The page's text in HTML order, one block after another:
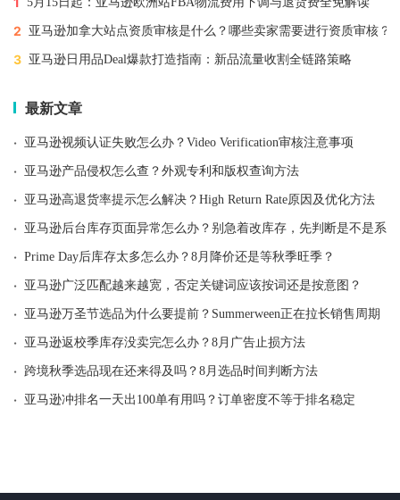
2 亚马逊加拿大站点资质审核是什么？哪些卖家需要进行资质审核？
3 亚马逊日用品Deal爆款打造指南：新品流量收割全链路策略
最新文章
· 亚马逊视频认证失败怎么办？Video Verification审核注意事项
· 亚马逊产品侵权怎么查？外观专利和版权查询方法
· 亚马逊高退货率提示怎么解决？High Return Rate原因及优化方法
· 亚马逊后台库存页面异常怎么办？别急着改库存，先判断是不是系
· Prime Day后库存太多怎么办？8月降价还是等秋季旺季？
· 亚马逊广泛匹配越来越宽，否定关键词应该按词还是按意图？
· 亚马逊万圣节选品为什么要提前？Summerween正在拉长销售周期
· 亚马逊返校季库存没卖完怎么办？8月广告止损方法
· 跨境秋季选品现在还来得及吗？8月选品时间判断方法
· 亚马逊冲排名一天出100单有用吗？订单密度不等于排名稳定